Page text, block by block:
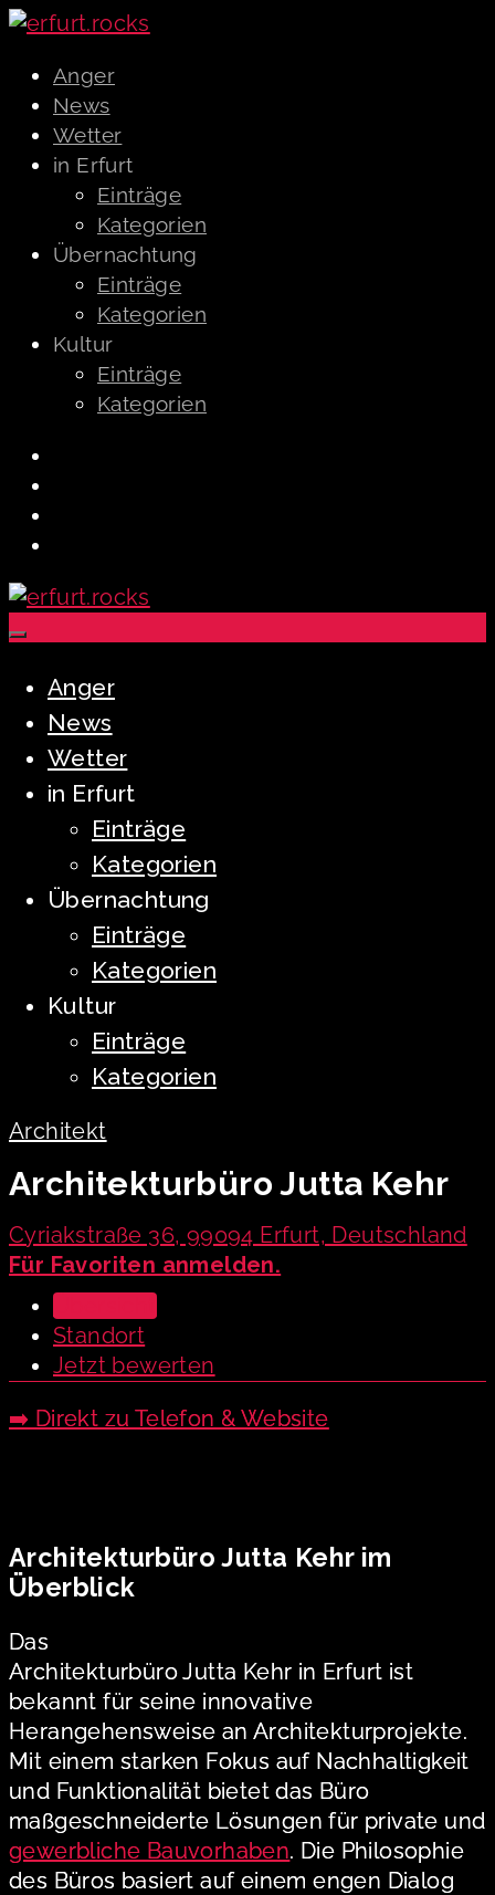
Anger
News
Wetter
in Erfurt
Einträge
Kategorien
Übernachtung
Einträge
Kategorien
Kultur
Einträge
Kategorien
Anger
News
Wetter
in Erfurt
Einträge
Kategorien
Übernachtung
Einträge
Kategorien
Kultur
Einträge
Kategorien
Architekt
Architekturbüro Jutta Kehr
Cyriakstraße 36, 99094 Erfurt, Deutschland
Für Favoriten anmelden.
Standort
Jetzt bewerten
➡️ Direkt zu Telefon & Website
Architekturbüro Jutta Kehr im
Überblick
Das
Architekturbüro Jutta Kehr in Erfurt ist
bekannt für seine innovative
Herangehensweise an Architekturprojekte.
Mit einem starken Fokus auf Nachhaltigkeit
und Funktionalität bietet das Büro
maßgeschneiderte Lösungen für private und
gewerbliche Bauvorhaben. Die Philosophie
des Büros basiert auf einem engen Dialog